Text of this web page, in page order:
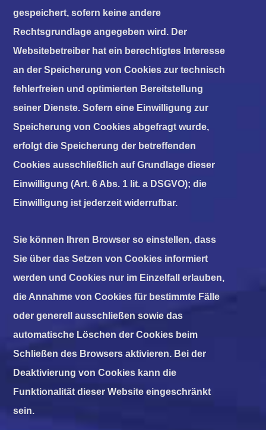
gespeichert, sofern keine andere
Rechtsgrundlage angegeben wird. Der
Websitebetreiber hat ein berechtigtes Interesse
an der Speicherung von Cookies zur technisch
fehlerfreien und optimierten Bereitstellung
seiner Dienste. Sofern eine Einwilligung zur
Speicherung von Cookies abgefragt wurde,
erfolgt die Speicherung der betreffenden
Cookies ausschließlich auf Grundlage dieser
Einwilligung (Art. 6 Abs. 1 lit. a DSGVO); die
Einwilligung ist jederzeit widerrufbar.
Sie können Ihren Browser so einstellen, dass
Sie über das Setzen von Cookies informiert
werden und Cookies nur im Einzelfall erlauben,
die Annahme von Cookies für bestimmte Fälle
oder generell ausschließen sowie das
automatische Löschen der Cookies beim
Schließen des Browsers aktivieren. Bei der
Deaktivierung von Cookies kann die
Funktionalität dieser Website eingeschränkt
sein.